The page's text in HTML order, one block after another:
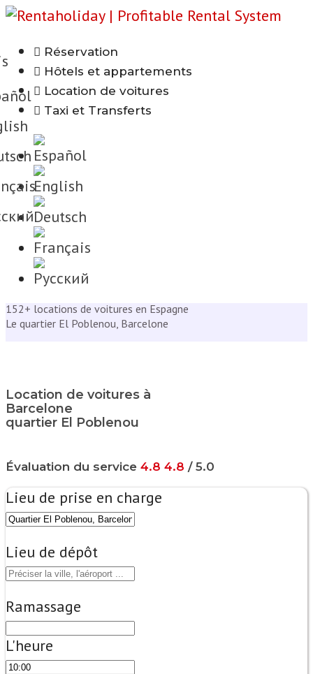
Réservation
Hôtels et appartements
Location de voitures
Taxi et Transferts
152+ locations de voitures en Espagne
Le quartier El Poblenou, Barcelone
Location de voitures à
Barcelone
quartier El Poblenou
Évaluation du service 4.8 4.8 / 5.0
Lieu de prise en charge
Lieu de dépôt
Ramassage
L'heure